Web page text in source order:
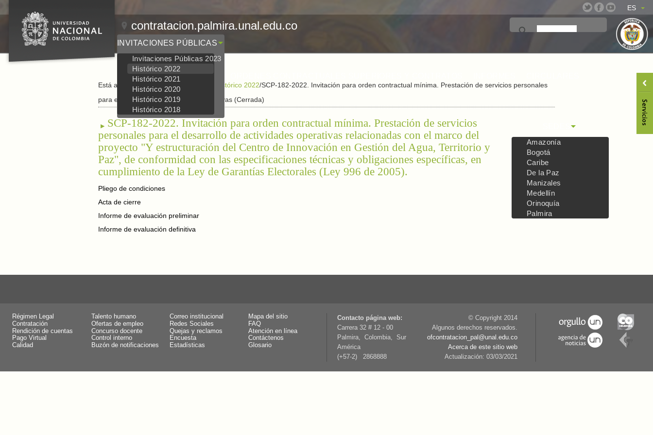
ES
contratacion.palmira.unal.edu.co
INVITACIONES PÚBLICAS
Invitaciones Públicas 2023
Histórico 2022
Histórico 2021
Histórico 2020
Histórico 2019
Histórico 2018
Amazonía
Bogotá
Caribe
De la Paz
Manizales
Medellín
Orinoquía
Palmira
Está aquí: Inicio / Invitaciones Públicas Histórico 2022/SCP-182-2022. Invitación para orden contractual mínima. Prestación de servicios personales
para el desarrollo de actividades operativas (Cerrada)
SCP-182-2022. Invitación para orden contractual mínima. Prestación de servicios
personales para el desarrollo de actividades operativas relacionadas con el marco del
proyecto "Y estructuración del Centro de Innovación en Gestión del Agua, Territorio y
Paz", de conformidad con las especificaciones técnicas y obligaciones específicas, en
cumplimiento de la Ley de Garantías Electorales (Ley 996 de 2005).
Pliego de condiciones
Acta de cierre
Informe de evaluación preliminar
Informe de evaluación definitiva
Régimen Legal
Talento humano
Contratación
Ofertas de empleo
Rendición de cuentas
Concurso docente
Pago Virtual
Control interno
Calidad
Buzón de notificaciones
Correo institucional
Mapa del sitio
Redes Sociales
FAQ
Quejas y reclamos
Atención en línea
Encuesta
Contáctenos
Estadísticas
Glosario
Contacto página web:
Carrera 32 # 12 - 00
Palmira, Colombia, Sur
América
(+57-2) 2868888
© Copyright 2014
Algunos derechos reservados.
ofcontratacion_pal@unal.edu.co
Acerca de este sitio web
Actualización: 03/03/2021